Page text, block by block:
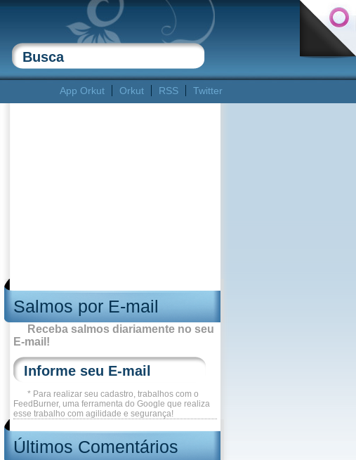
App Orkut Orkut RSS Twitter
Salmos por E-mail
Receba salmos diariamente no seu
E-mail!
* Para realizar seu cadastro, trabalhos com o
FeedBurner, uma ferramenta do Google que realiza
esse trabalho com agilidade e segurança!
Últimos Comentários